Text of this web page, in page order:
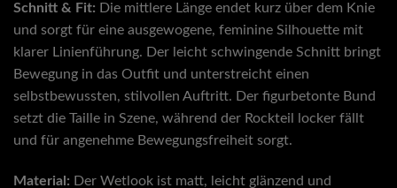
Schnitt & Fit: Die mittlere Länge endet kurz über dem Knie
und sorgt für eine ausgewogene, feminine Silhouette mit
klarer Linienführung. Der leicht schwingende Schnitt bringt
Bewegung in das Outfit und unterstreicht einen
selbstbewussten, stilvollen Auftritt. Der figurbetonte Bund
setzt die Taille in Szene, während der Rockteil locker fällt
und für angenehme Bewegungsfreiheit sorgt.
Material: Der Wetlook ist matt, leicht glänzend und